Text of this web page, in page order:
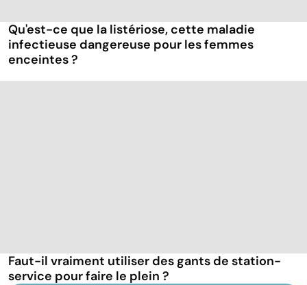
Qu'est-ce que la listériose, cette maladie
infectieuse dangereuse pour les femmes
enceintes ?
Faut-il vraiment utiliser des gants de station-
service pour faire le plein ?